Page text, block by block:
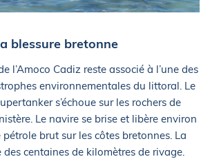
blessure bretonne
l’Amoco Cadiz reste associé à l’une des
environnementales du littoral. Le
s’échoue sur les rochers de
Le navire se brise et libère environ
brut sur les côtes bretonnes. La
centaines de kilomètres de rivage.